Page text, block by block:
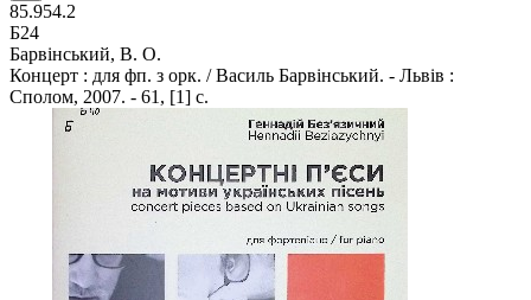
85.954.2
Б24
Барвінський, В. О.
Концерт : для фп. з орк. / Василь Барвінський. - Львів :
Сполом, 2007. - 61, [1] с.